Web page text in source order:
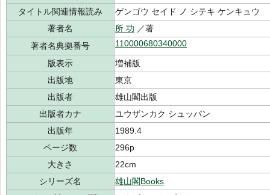
タイトル関連情報読み
ゲンゴウ セイド ノ シテキ ケンキュウ
著者名
所 功 ／著
著者名典拠番号
110000680340000
版表示
増補版
出版地
東京
出版者
雄山閣出版
出版者カナ
ユウザンカク シュッパン
出版年
1989.4
ページ数
296p
大きさ
22cm
シリーズ名
雄山閣Books